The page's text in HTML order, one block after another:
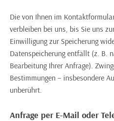
Die von Ihnen im
verbleiben bei uns, bis Sie uns
Einwilligung zur Speicherung
Datenspeicherung entfällt (z. B.
Bearbeitung Ihrer Anfrage).
Bestimmungen – insbesondere
unberührt.
Anfrage per E-Mail oder